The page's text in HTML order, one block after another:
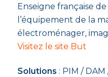
Enseigne française de
l’équipement de la
électroménager,
Visitez le site But
Solutions : PIM /